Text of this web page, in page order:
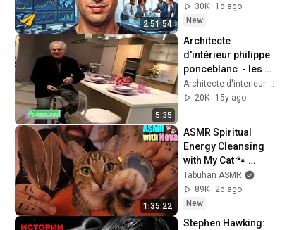
2:51:54
30K
1d ago
New
5:35
Architecte
d'intérieur philippe
ponceblanc  - les
cuisines
20K
15y ago
1:35:22
ASMR Spiritual
Energy Cleansing
with My Cat 🐾
Purring & Reiki for
Sleep & Stress
Relief
Tabuhan ASMR
89K
2d ago
New
Stephen Hawking: